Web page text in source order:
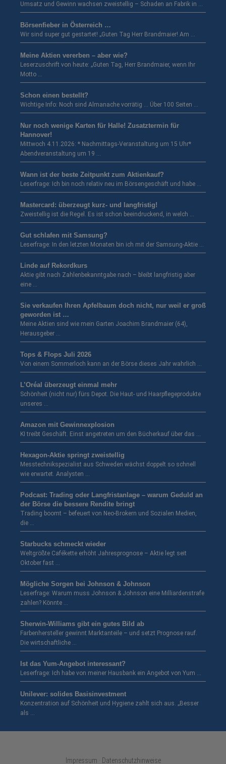
Umsatz und Gewinn wachsen zweistellig – Schaden an Fabrik in …
Börsenfieber in Österreich …
Wir sind super gut gestartet! „Guten Tag Herr Brandmaier! Am …
Meine Aktien vererben – aber wie?
Leserzuschrift von heute: „Guten Tag, Herr Brandmaier, wenn Ihr
Motto …
Schon einen bestellt?
Wichtige Info: Noch sind Almanache vorrätig … Über 100 Seiten …
Nur noch wenige Karten für Halle! Zusatztermin für
Hannover!
Mittwoch 4.11.2026: * Nachmittags-Veranstaltung um 15 Uhr*
Abendveranstaltung um 19 …
Wann ist der beste Zeitpunkt zum Aktienkauf?
Leserfrage: Ich bin noch relativ neu im Börsengeschäft und habe …
Mastercard: überzeugt kurz- und langfristig!
Zweistellig ist die Regel. Es ist schon beeindruckend, in welch …
Gut schlafen mit Samsung?
Leserfrage: In den letzten Monaten bin ich mit der Samsung-Aktie …
Linde auf Rekordkurs
Aktie gibt nach Zahlenbekanntgabe nach – bleibt langfristig aber
eine …
Sie verkaufen Ihren Apfelbaum doch nicht, nur weil er groß
geworden ist …
Meine Aktien sind wie mein Garten Joachim Brandmaier (64),
Herausgeber …
Tops & Flops Juli 2026
Von einem Sommerloch kann an der Börse dieses Jahr wahrlich …
L’Oréal überzeugt einmal mehr
Schönheit (nicht nur) fürs Depot. Die Haut- und Haarpflegeprodukte
unseres …
Amazon mit Gewinnexplosion
KI treibt Geschäft. Einst angetreten um den Bücherkauf über das …
Hexagon-Aktie springt zweistellig
Messtechnikspezialist aus Schweden wächst doppelt so schnell
wie erwartet. Analysten …
Podcast: Trading oder Langfristanlage – warum Geduld an
der Börse die bessere Rendite bringt
Trading boomt – befeuert von Neo-Brokern und Sozialen Medien,
die …
Starbucks schmeckt wieder
Weltgrößte Cafékette erhöht Jahresprognose – Aktie legt seit
Oktober fast …
Mögliche Sorgen bei Johnson & Johnson
Leserfrage: Warum muss Johnson & Johnson eine Milliardenstrafe
zahlen? Könnte …
Sherwin-Williams gibt ein gutes Bild ab
Farbenhersteller gewinnt Marktanteile – und setzt Prognose rauf.
Die wirtschaftliche …
Ist das Yum-Angebot interessant?
Leserfrage: Ich habe von meiner Hausbank ein Angebot von Yum …
Unilever: solides Basisinvestment
Konzentration auf Schönheit und Hygiene zahlt sich aus. „Besser
als …
Impressum · Datenschutzhinweise